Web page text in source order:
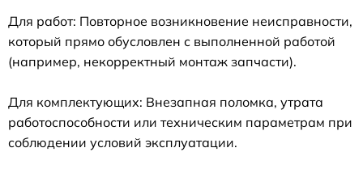
Для работ: Повторное возникновение неисправности,
который прямо обусловлен с выполненной работой
(например, некорректный монтаж запчасти).
Для комплектующих: Внезапная поломка, утрата
работоспособности или техническим параметрам при
соблюдении условий эксплуатации.